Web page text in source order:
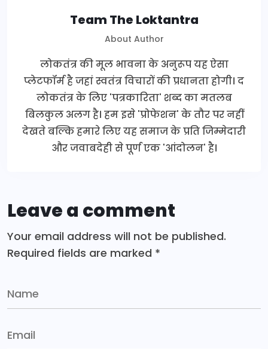
Team The Loktantra
About Author
लोकतंत्र की मूल भावना के अनुरूप यह ऐसा
प्लेटफॉर्म है जहां स्वतंत्र विचारों की प्रधानता होगी। द
लोकतंत्र के लिए 'पत्रकारिता' शब्द का मतलब
बिलकुल अलग है। हम इसे 'प्रोफेशन' के तौर पर नहीं
देखते बल्कि हमारे लिए यह समाज के प्रति जिम्मेदारी
और जवाबदेही से पूर्ण एक 'आंदोलन' है।
Leave a comment
Your email address will not be published.
Required fields are marked *